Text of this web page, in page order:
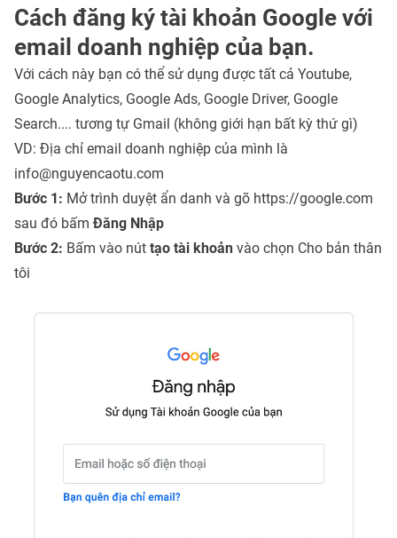
Cách đăng ký tài khoản Google với
email doanh nghiệp của bạn.
Với cách này bạn có thể sử dụng được tất cả Youtube,
Google Analytics, Google Ads, Google Driver, Google
Search.... tương tự Gmail (không giới hạn bất kỳ thứ gì)
VD: Địa chỉ email doanh nghiệp của mình là
info@nguyencaotu.com
Bước 1: Mở trình duyệt ẩn danh và gõ https://google.com
sau đó bấmĐăng Nhập
Bước 2: Bấm vào nút tạo tài khoản vào chọn Cho bản thân
tôi